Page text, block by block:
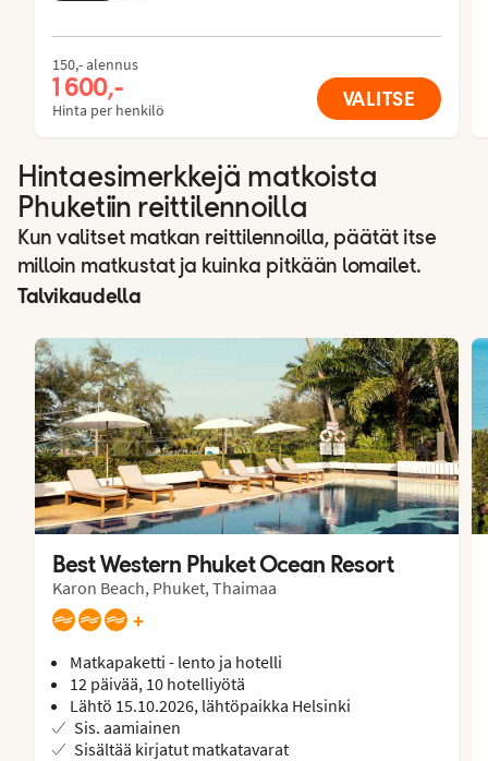
150,- alennus
1 600,-
Hinta per henkilö VALITSE
Hintaesimerkkejä matkoista
Phuketiin reittilennoilla
Kun valitset matkan reittilennoilla, päätät itse
milloin matkustat ja kuinka pitkään lomailet.
Talvikaudella
Best Western Phuket Ocean Resort
Karon Beach, Phuket, Thaimaa
+
Matkapaketti - lento ja hotelli
12 päivää, 10 hotelliyötä
Lähtö 15.10.2026, lähtöpaikka Helsinki
Sis. aamiainen
Sisältää kirjatut matkatavarat